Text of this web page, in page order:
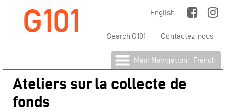
G101 English
Contactez-nous
Search G101
Main Navigation - French
Ateliers sur la collecte de
fonds